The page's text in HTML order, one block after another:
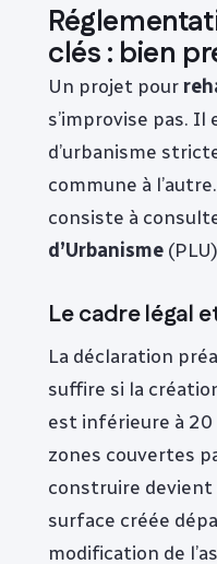
clés : bien
Un projet pour
s’improvise pas. Il
d’urbanisme
commune à
consiste à
d’Urbanisme
Le cadre légal
La déclaration
suffire si la
est inférieure à 20
zones couvertes
construire devient
surface créée
modification de